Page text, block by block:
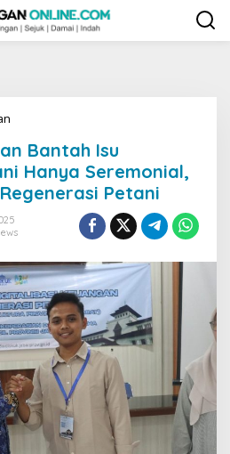
Bantah
Isu
Regenerasi
Petani
Hanya
Seremonial,
Data
Regenerasi
Petani
Bantah Isu
Hanya Seremonial,
Petani